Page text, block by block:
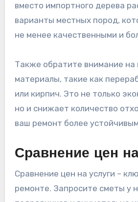
вместо импортного дерева
варианты местных пород,
не менее качественными и
Также обратите внимание на
материалы, такие как
или кирпич. Это не только
но и снижает количество
ваш ремонт более
Сравнение цен
Сравнение цен на услуги –
ремонте. Запросите сметы у